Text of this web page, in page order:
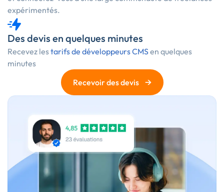
expérimentés.
Des devis en quelques minutes
Recevez lestarifs de développeurs CMS en quelques
minutes
Recevoir des devis
→